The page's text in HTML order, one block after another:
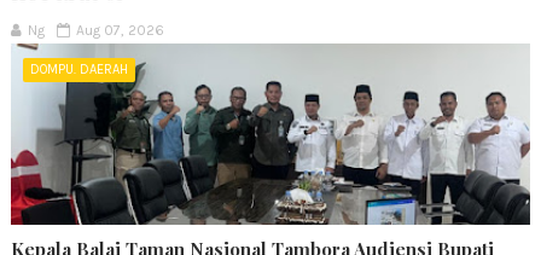
Ng Aug 07, 2026
DOMPU. DAERAH
Kepala Balai Taman Nasional Tambora Audiensi Bupati